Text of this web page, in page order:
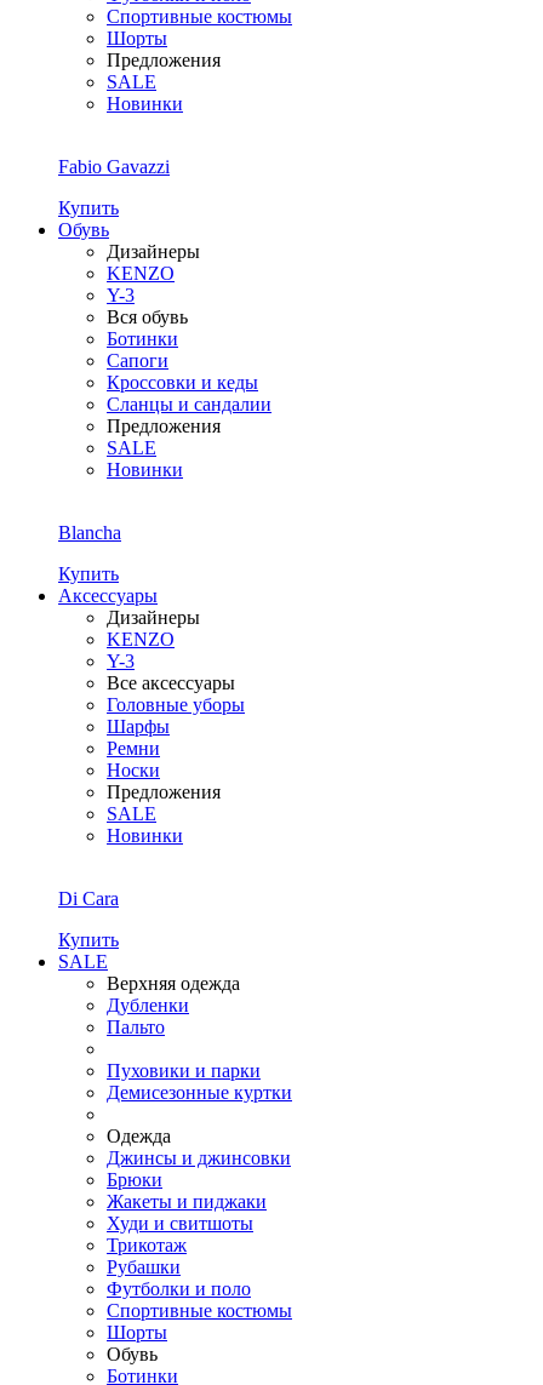
Спортивные костюмы
Шорты
Предложения
SALE
Новинки
Fabio Gavazzi
Купить
Обувь
Дизайнеры
KENZO
Y-3
Вся обувь
Ботинки
Сапоги
Кроссовки и кеды
Сланцы и сандалии
Предложения
SALE
Новинки
Blancha
Купить
Аксессуары
Дизайнеры
KENZO
Y-3
Все аксессуары
Головные уборы
Шарфы
Ремни
Носки
Предложения
SALE
Новинки
Di Cara
Купить
SALE
Верхняя одежда
Дубленки
Пальто
Пуховики и парки
Демисезонные куртки
Одежда
Джинсы и джинсовки
Брюки
Жакеты и пиджаки
Худи и свитшоты
Трикотаж
Рубашки
Футболки и поло
Спортивные костюмы
Шорты
Обувь
Ботинки